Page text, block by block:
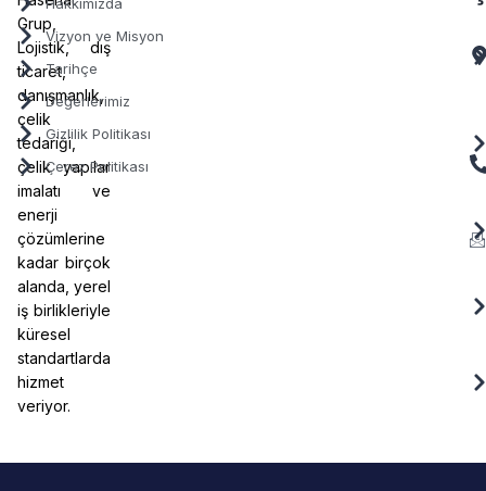
Grup,
Lojistik, dış
ticaret,
danışmanlık,
çelik
tedariği,
çelik yapılar
imalatı ve
enerji
çözümlerine
kadar birçok
alanda, yerel
iş birlikleriyle
küresel
standartlarda
hizmet
veriyor.
Vizyon ve Misyon
Tarihçe
Değerlerimiz
Gizlilik Politikası
Çerez Politikası